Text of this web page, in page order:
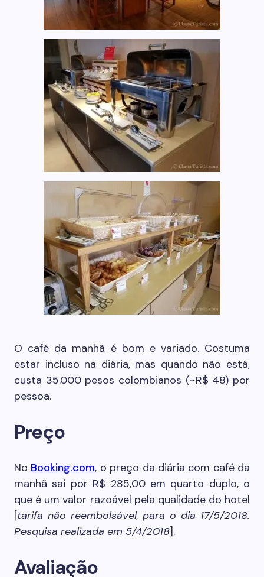
O café da manhã é bom e variado. Costuma
estar incluso na diária, mas quando não está,
custa 35.000 pesos colombianos (~R$ 48) por
pessoa.
Preço
No Booking.com, o preço da diária com café da
manhã sai por R$ 285,00 em quarto duplo, o
que é um valor razoável pela qualidade do hotel
[tarifa não reembolsável, para o dia 17/5/2018.
Pesquisa realizada em 5/4/2018].
Avaliação